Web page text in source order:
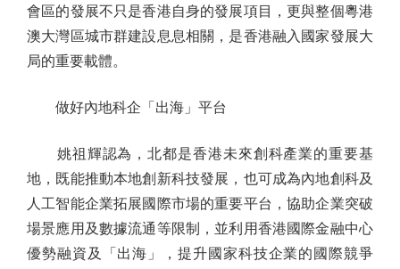
會區的發展不只是香港自身的發展項目，更與整個粵港
澳大灣區城市群建設息息相關，是香港融入國家發展大
局的重要載體。
做好內地科企「出海」平台
姚祖輝認為，北都是香港未來創科產業的重要基
地，既能推動本地創新科技發展，也可成為內地創科及
人工智能企業拓展國際市場的重要平台，協助企業突破
場景應用及數據流通等限制，並利用香港國際金融中心
優勢融資及「出海」，提升國家科技企業的國際競爭